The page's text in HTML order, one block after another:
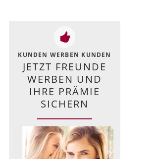
KUNDEN WERBEN KUNDEN
JETZT FREUNDE
WERBEN UND
IHRE PRÄMIE
SICHERN